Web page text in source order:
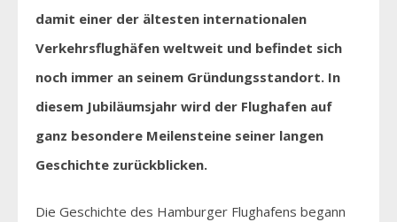
damit einer der ältesten internationalen
Verkehrsflughäfen weltweit und befindet sich
noch immer an seinem Gründungsstandort. In
diesem Jubiläumsjahr wird der Flughafen auf
ganz besondere Meilensteine seiner langen
Geschichte zurückblicken.
Die Geschichte des Hamburger Flughafens begann